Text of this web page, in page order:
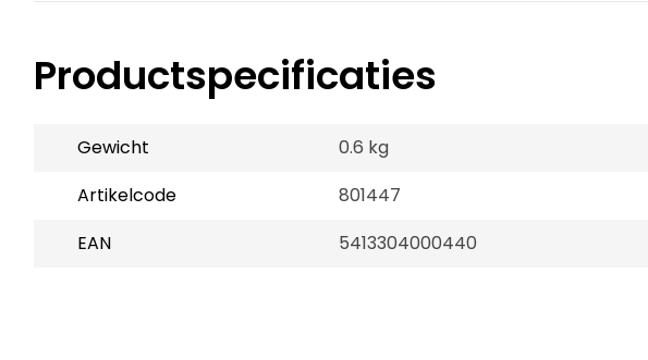
Productspecificaties
Gewicht
0.6 kg
Artikelcode
801447
EAN
5413304000440